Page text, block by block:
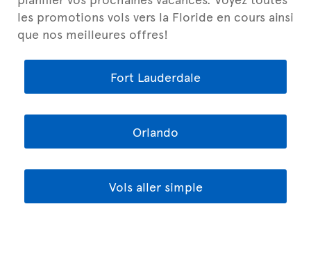
les promotions vols vers la Floride en cours ainsi
que nos meilleures offres!
Fort Lauderdale
Orlando
Vols aller simple